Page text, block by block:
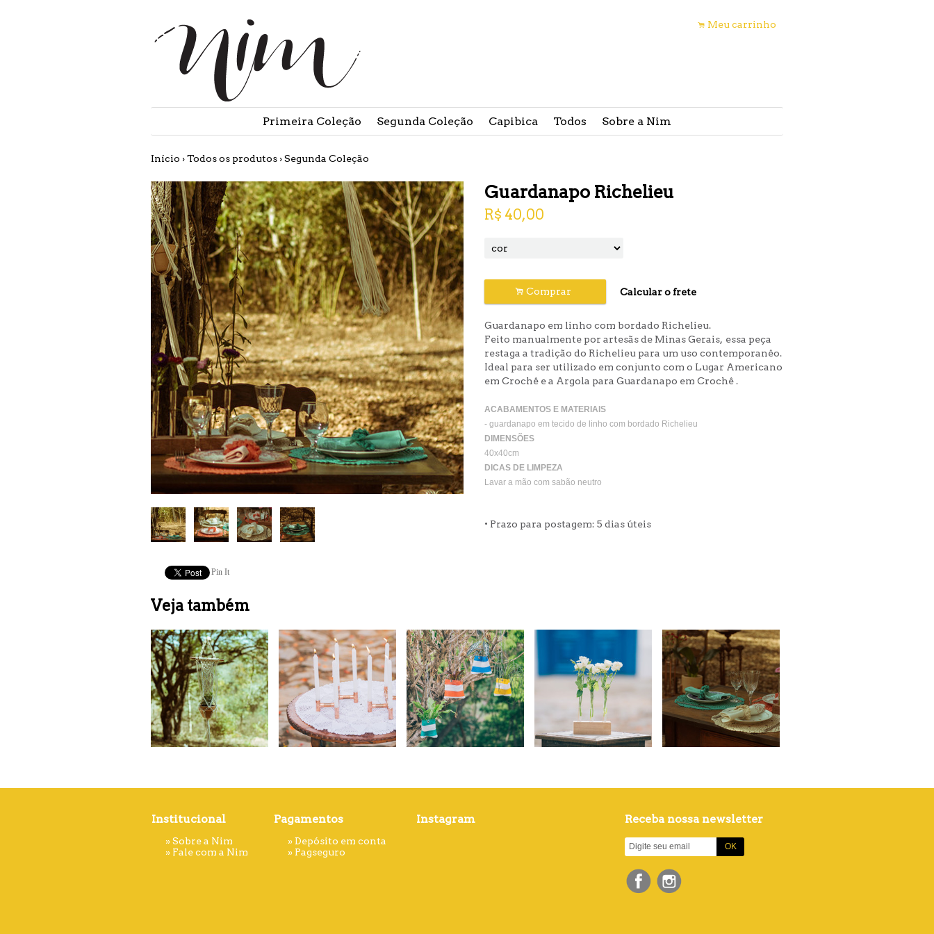
. Meu carrinho
Primeira Coleção Segunda Coleção Capibica Todos Sobre a Nim
Início ›Todos os produtos ›Segunda Coleção
Pin It
Guardanapo Richelieu
R$ 40,00
. Comprar Calcular o frete
Guardanapo em linho com bordado Richelieu.
Feito manualmente por artesãs de Minas Gerais, essa peça
restaga a tradição do Richelieu para um uso contemporanêo.
Ideal para ser utilizado em conjunto com o Lugar Americano
em Crochê e a Argola para Guardanapo em Crochê .
ACABAMENTOS E MATERIAIS
- guardanapo em tecido de linho com bordado Richelieu
DIMENSÕES
40x40cm
DICAS DE LIMPEZA
Lavar a mão com sabão neutro
• Prazo para postagem: 5 dias úteis
Veja também
Institucional
»Sobre a Nim
» Fale com a Nim
Pagamentos
» Depósito em conta
» Pagseguro
Instagram Receba nossa newsletter